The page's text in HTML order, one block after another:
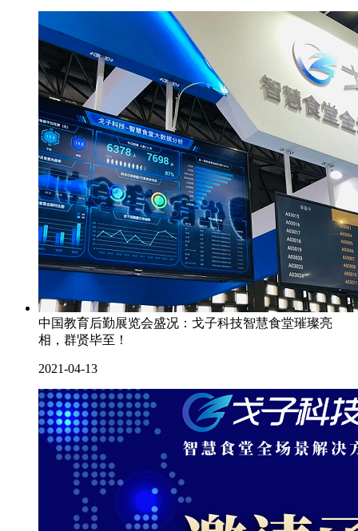
中国教育后勤展览会盛况：戈子科技智慧食堂璀璨亮
相，群贤毕至！
2021-04-13